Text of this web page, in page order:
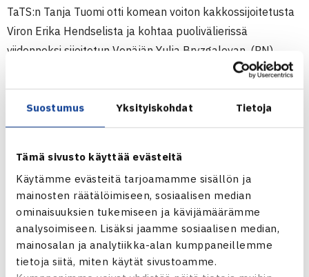
Suostumus Yksityiskohdat Tietoja
Tämä sivusto käyttää evästeitä
Käytämme evästeitä tarjoamamme sisällön ja
mainosten räätälöimiseen, sosiaalisen median
ominaisuuksien tukemiseen ja kävijämäärämme
analysoimiseen. Lisäksi jaamme sosiaalisen median,
mainosalan ja analytiikka-alan kumppaneillemme
tietoja siitä, miten käytät sivustoamme.
TaTS:n Tanja Tuomi otti komean voiton kakkossijoitetusta
Viron Erika Hendselista ja kohtaa puolivälierissä
viidenneksi sijoitetun Venäjän Yulia Bryzgalovan. (RN)
Juniorien TE16-kilpailu
26.9.-1.10.2011 Riika, Latvia
Pojat 16v
2.kierrosta: Nikolai Batanov Venäjä (3.) – Ilmari Vartia 60
60, Alexander Bublik Venäjä (4.) – Eero Vasa 62 75, Arturs
Lazdins Latvia (8.) – Patrik Niklas-Salminen 64 61
Tytöt 16v
Kaksinpeli
2.kierrosta: Tanja Tuomi – Erika Hendsel Viro (2.) 63 76(2)